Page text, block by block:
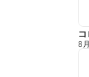
8